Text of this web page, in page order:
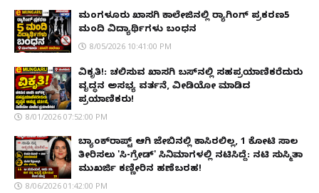
ಮಂಗಳೂರು ಖಾಸಗಿ ಕಾಲೇಜಿನಲ್ಲಿ ರ‌್ಯಾಗಿಂಗ್ ಪ್ರಕರಣ5
ಮಂದಿ ವಿದ್ಯಾರ್ಥಿಗಳು ಬಂಧನ
8/05/2026 10:41:00 PM
ವಿಕೃತಿ!: ಚಲಿಸುವ ಖಾಸಗಿ ಬಸ್‌ನಲ್ಲಿ ಸಹಪ್ರಯಾಣಿಕರೆದುರು
ವೃದ್ಧನ ಅಸಭ್ಯ ವರ್ತನೆ, ವೀಡಿಯೋ ಮಾಡಿದ
ಪ್ರಯಾಣಿಕರು!
8/01/2026 07:52:00 PM
ಬ್ಯಾಂಕ್‌ರಾಪ್ಟ್‌ ಆಗಿ ಜೇಬಿನಲ್ಲಿ ಕಾಸಿರಲಿಲ್ಲ, ₹1 ಕೋಟಿ ಸಾಲ
ತೀರಿಸಲು 'ಸಿ-ಗ್ರೇಡ್' ಸಿನಿಮಾಗಳಲ್ಲಿ ನಟಿಸಿದ್ದೆ: ನಟಿ ಸುಸ್ಮಿತಾ
ಮುಖರ್ಜಿ ಕಣ್ಣೀರಿನ ಹಣೆಬರಹ!
8/06/2026 01:42:00 PM